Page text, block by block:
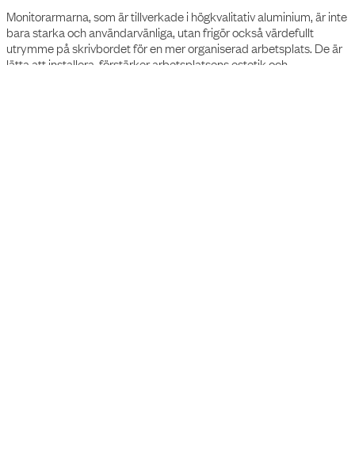
Monitorarmarna, som är tillverkade i högkvalitativ aluminium, är inte
bara starka och användarvänliga, utan frigör också värdefullt
utrymme på skrivbordet för en mer organiserad arbetsplats. De är
lätta att installera, förstärker arbetsplatsens estetik och